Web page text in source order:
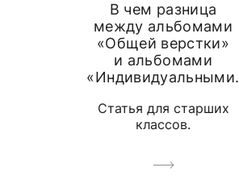
В чем разница
между альбомами
«Общей верстки»
и альбомами
«Индивидуальными.
Статья для старших
классов.